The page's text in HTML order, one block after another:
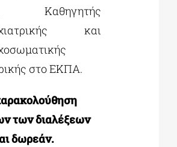
Καθηγητής
και
στο ΕΚΠΑ.
των διαλέξεων
δωρεάν.